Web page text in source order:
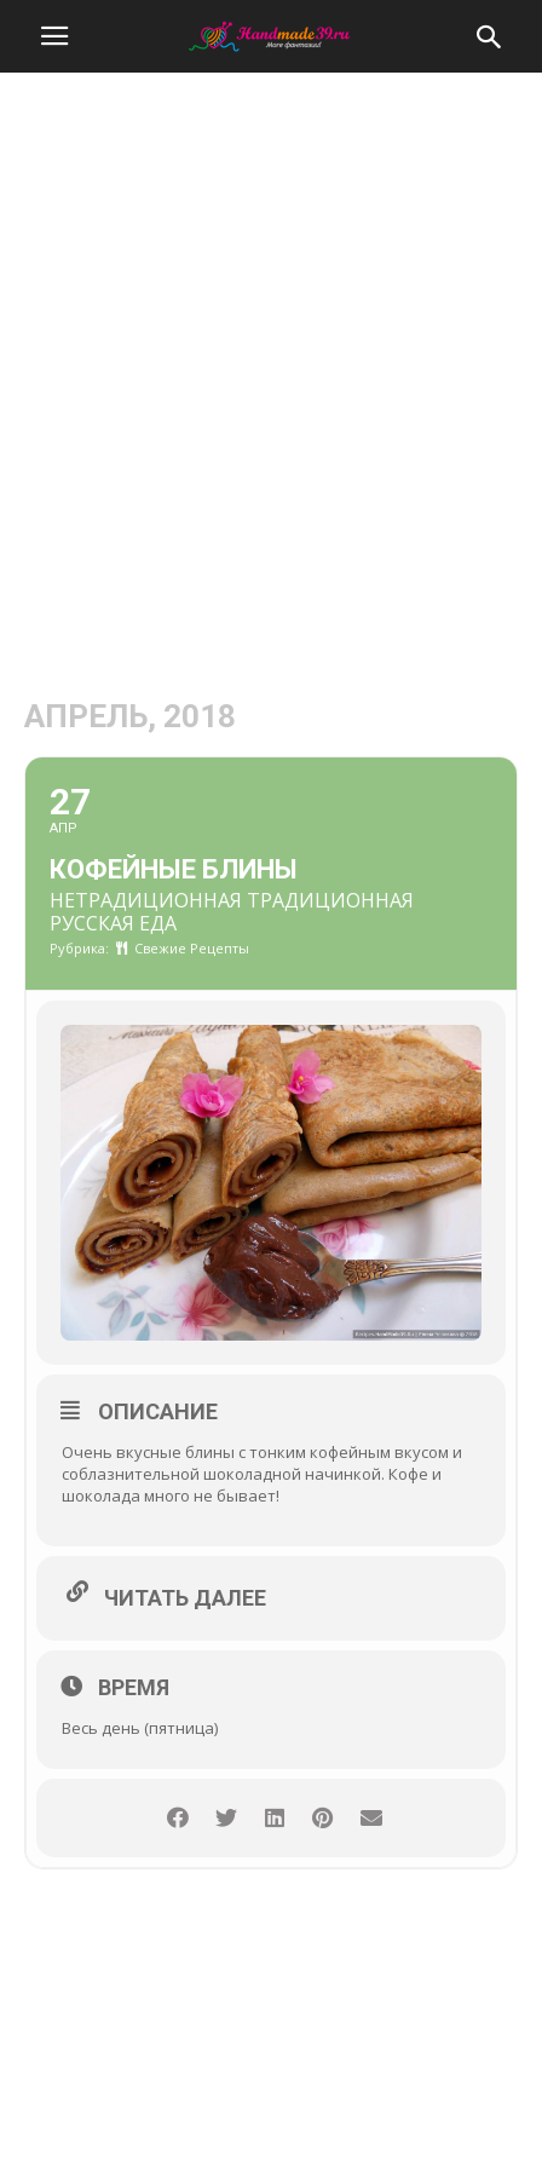
АПРЕЛЬ, 2018
27
АПР
КОФЕЙНЫЕ БЛИНЫ
НЕТРАДИЦИОННАЯ ТРАДИЦИОННАЯ
РУССКАЯ ЕДА
Рубрика: Свежие Рецепты
ОПИСАНИЕ
Очень вкусные блины с тонким кофейным вкусом и
соблазнительной шоколадной начинкой. Кофе и
шоколада много не бывает!
ЧИТАТЬ ДАЛЕЕ
ВРЕМЯ
Весь день (пятница)